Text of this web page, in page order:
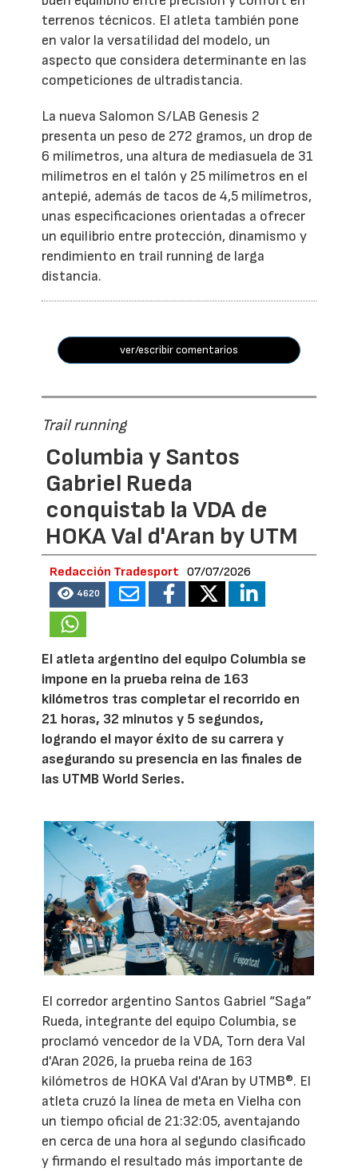
terrenos técnicos. El atleta también pone
en valor la versatilidad del modelo, un
aspecto que considera determinante en las
competiciones de ultradistancia.
La nueva Salomon S/LAB Genesis 2
presenta un peso de 272 gramos, un drop de
6 milímetros, una altura de mediasuela de 31
milímetros en el talón y 25 milímetros en el
antepié, además de tacos de 4,5 milímetros,
unas especificaciones orientadas a ofrecer
un equilibrio entre protección, dinamismo y
rendimiento en trail running de larga
distancia.
ver/escribir comentarios
Trail running
Columbia y Santos
Gabriel Rueda
conquistab la VDA de
HOKA Val d'Aran by UTM
Redacción Tradesport 07/07/2026
4620
El atleta argentino del equipo Columbia se
impone en la prueba reina de 163
kilómetros tras completar el recorrido en
21 horas, 32 minutos y 5 segundos,
logrando el mayor éxito de su carrera y
asegurando su presencia en las finales de
las UTMB World Series.
El corredor argentino Santos Gabriel “Saga”
Rueda, integrante del equipo Columbia, se
proclamó vencedor de la VDA, Torn dera Val
d'Aran 2026, la prueba reina de 163
kilómetros de HOKA Val d'Aran by UTMB®. El
atleta cruzó la línea de meta en Vielha con
un tiempo oficial de 21:32:05, aventajando
en cerca de una hora al segundo clasificado
y firmando el resultado más importante de